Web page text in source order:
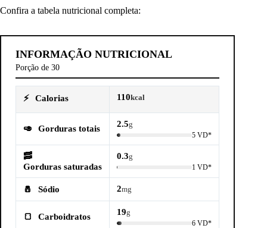
Confira a tabela nutricional completa:
INFORMAÇÃO NUTRICIONAL
Porção de 30
⚡ Calorias 110kcal
🥑 Gorduras totais 2.5g
5 VD*
🥓
Gorduras saturadas
0.3g
1 VD*
🧂 Sódio 2mg
🍞 Carboidratos 19g
6 VD*